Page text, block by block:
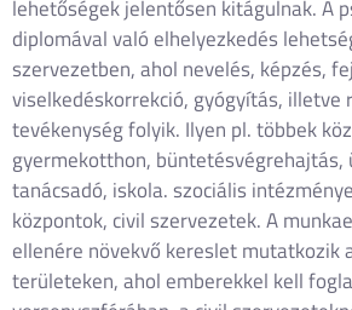
lehetőségek jelentősen kitágulnak. A
diplomával való elhelyezkedés
szervezetben, ahol nevelés, képzés,
viselkedéskorrekció, gyógyítás, illetve
tevékenység folyik. Ilyen pl. többek
gyermekotthon, büntetésvégrehajtás,
tanácsadó, iskola. szociális
központok, civil szervezetek. A
ellenére növekvő kereslet mutatkozik
területeken, ahol emberekkel kell